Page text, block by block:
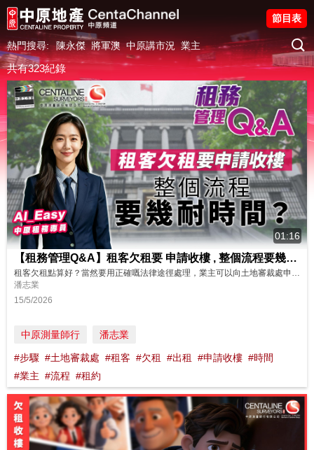
熱門搜尋: 陳永傑 將軍澳 中原講市況 業主
節目表
共有323紀錄
01:16
【租務管理Q&A】租客欠租要 申請收樓 , 整個流程要幾耐 時間？
潘志業
15/5/2026
中原測量師行 潘志業
#步驟 #土地審裁處 #租客 #欠租 #出租 #申請收樓 #時間
#業主 #流程 #租約